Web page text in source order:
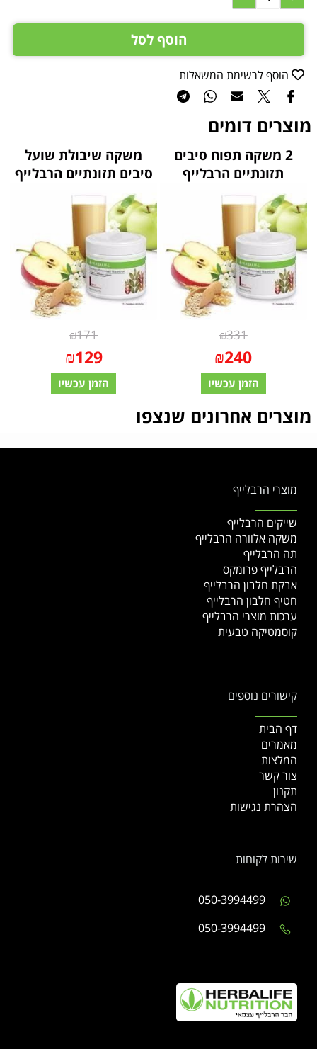
הוסף לסל
הוסף לרשימת המשאלות
מוצרים דומים
2 משקה תפוח סיבים
תזונתיים הרבלייף
₪331
₪240
הזמן עכשיו
משקה שיבולת שועל
סיבים תזונתיים הרבלייף
₪171
₪129
הזמן עכשיו
מוצרים אחרונים שנצפו
מוצרי הרבלייף
שייקים הרבלייף
משקה אלוורה הרבלייף
תה הרבלייף
הרבלייף פרומקס
אבקת חלבון הרבלייף
חטיף חלבון הרבלייף
ערכות מוצרי הרבלייף
קוסמטיקה טבעית
קישורים נוספים
דף הבית
מאמרים
המלצות
צור קשר
תקנון
הצהרת נגישות
שירות לקוחות